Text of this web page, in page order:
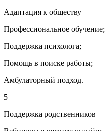
Адаптация к обществу
Профессиональное обучение;
Поддержка психолога;
Помощь в поиске работы;
Амбулаторный подход.
5
Поддержка родственников